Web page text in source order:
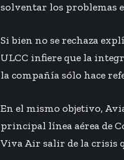
solventar los problemas
Si bien no se rechaza
ULCC infiere que la
la compañía sólo hace
En el mismo objetivo,
principal línea aérea de
Viva Air salir de la crisis